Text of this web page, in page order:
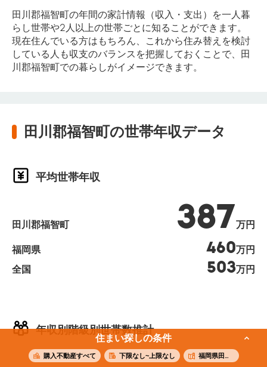
住まい探しの条件
購入不動産すべて 下限なし~上限なし 福岡県田川郡福智町
田川郡福智町の年間の家計情報（収入・支出）を一人暮
らし世帯や2人以上の世帯ごとに知ることができます。
現在住んでいる方はもちろん、これから住み替えを検討
している人も収支のバランスを把握しておくことで、田
川郡福智町での暮らしがイメージできます。
田川郡福智町の世帯年収データ
年収別階級別世帯数推計
平均世帯年収
田川郡福智町 387万円
福岡県 460万円
全国
503万円